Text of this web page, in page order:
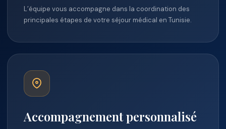
L’équipe vous accompagne dans la coordination des
principales étapes de votre séjour médical en Tunisie.
Accompagnement personnalisé